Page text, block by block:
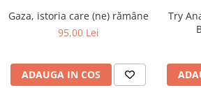
Gaza, istoria care (ne) rămâne
95,00 Lei
ADAUGA IN COS
Try